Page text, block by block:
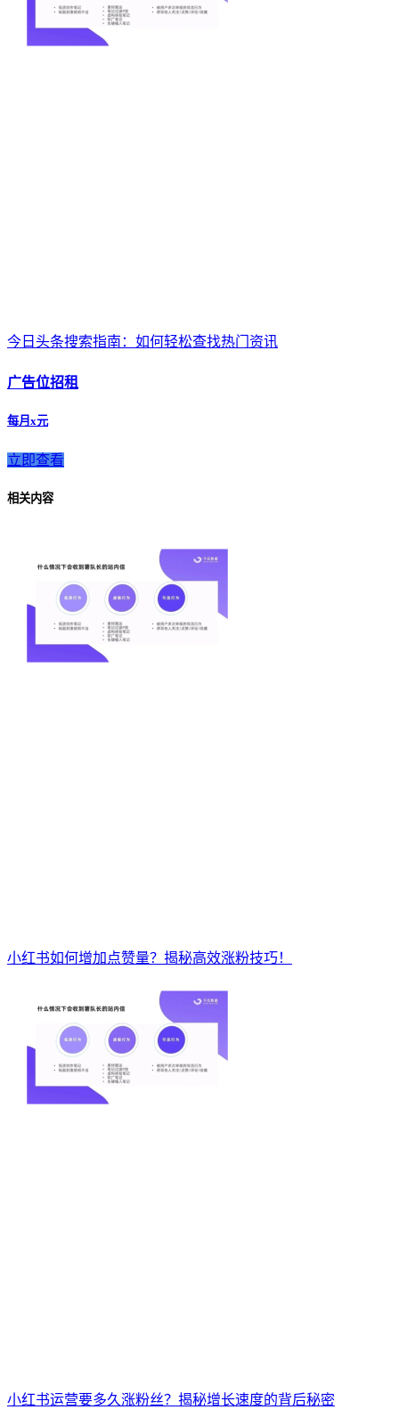
今日头条搜索指南：如何轻松查找热门资讯
广告位招租
每月x元
立即查看
相关内容
小红书如何增加点赞量？揭秘高效涨粉技巧！
小红书运营要多久涨粉丝？揭秘增长速度的背后秘密